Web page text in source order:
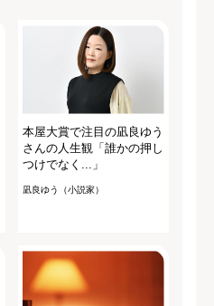
本屋大賞で注目の凪良ゆう
さんの人生観「誰かの押し
つけでなく...」
凪良ゆう（小説家）